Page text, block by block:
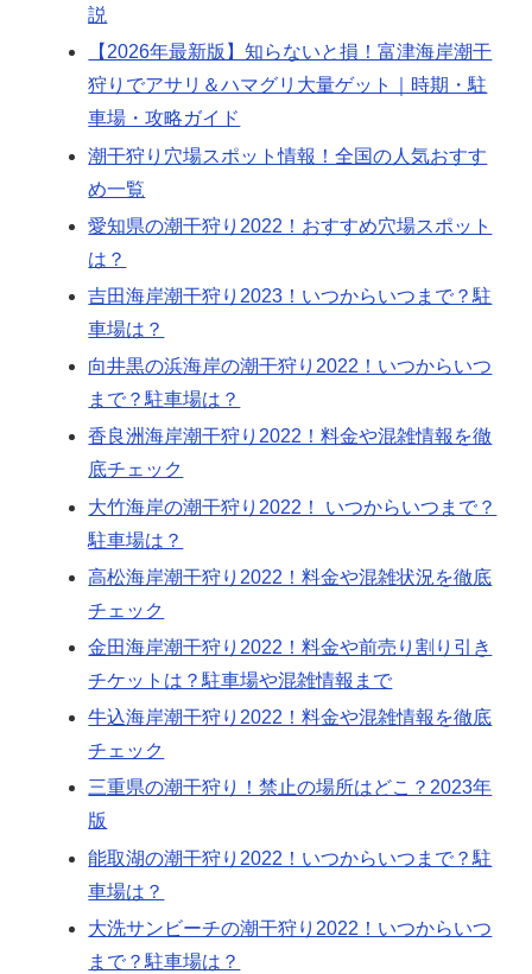
説
【2026年最新版】知らないと損！富津海岸潮干
狩りでアサリ＆ハマグリ大量ゲット｜時期・駐
車場・攻略ガイド
潮干狩り穴場スポット情報！全国の人気おすす
め一覧
愛知県の潮干狩り2022！おすすめ穴場スポット
は？
吉田海岸潮干狩り2023！いつからいつまで？駐
車場は？
向井黒の浜海岸の潮干狩り2022！いつからいつ
まで？駐車場は？
香良洲海岸潮干狩り2022！料金や混雑情報を徹
底チェック
大竹海岸の潮干狩り2022！ いつからいつまで？
駐車場は？
高松海岸潮干狩り2022！料金や混雑状況を徹底
チェック
金田海岸潮干狩り2022！料金や前売り割り引き
チケットは？駐車場や混雑情報まで
牛込海岸潮干狩り2022！料金や混雑情報を徹底
チェック
三重県の潮干狩り！禁止の場所はどこ？2023年
版
能取湖の潮干狩り2022！いつからいつまで？駐
車場は？
大洗サンビーチの潮干狩り2022！いつからいつ
まで？駐車場は？